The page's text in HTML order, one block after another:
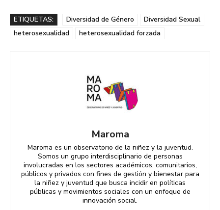
ETIQUETAS: Diversidad de Género
Diversidad Sexual
heterosexualidad
heterosexualidad forzada
Maroma
Maroma es un observatorio de la niñez y la juventud.
Somos un grupo interdisciplinario de personas
involucradas en los sectores académicos, comunitarios,
públicos y privados con fines de gestión y bienestar para
la niñez y juventud que busca incidir en políticas
públicas y movimientos sociales con un enfoque de
innovación social.